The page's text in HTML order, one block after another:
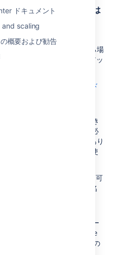
ドキュメント
and scaling
概要および勧告
クトリである必要がありま
ンスのインストールまたは
は Jira 7.0 以降で使用できま
のバージョンを使用している場
ンスをインストールまたはアッ
およびアップグレード ガイド
べてのノードで読み取り/書き
ト ディレクトリを作成する必
れを行うには複数の方法があり
簡単な方法は、NFS 共有を使
のすべてのノードがアクセス可
ト ディレクトリを作成し、名
クトリを Jira のローカル ホー
sharedhome
リにコピーします (一部は空の